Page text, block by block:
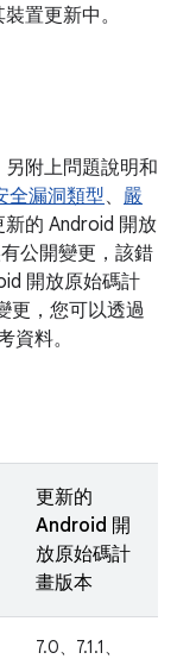
置更新中。
附上問題說明和
全漏洞類型、 嚴
的 Android 開放
公開變更，該錯
開放原始碼計
更，您可以透過
資料。
更新的
Android 開
放原始碼計
畫版本
7.0、7.1.1、